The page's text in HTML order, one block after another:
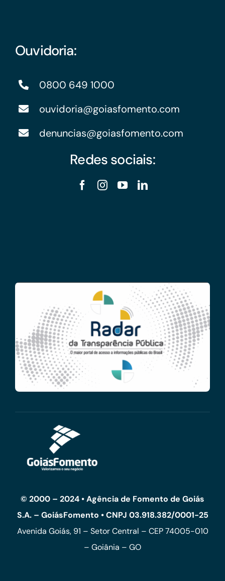
Ouvidoria:
0800 649 1000
ouvidoria@goiasfomento.com
denuncias@goiasfomento.com
Redes sociais:
© 2000 – 2024 • Agência de Fomento de Goiás
S.A. – GoiásFomento • CNPJ 03.918.382/0001-25
Avenida Goiás, 91 – Setor Central – CEP 74005-010
– Goiânia – GO